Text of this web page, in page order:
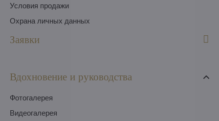
Условия продажи
Охрана личных данных
Заявки
Вдохновение и руководства
Фотогалерея
Видеогалерея